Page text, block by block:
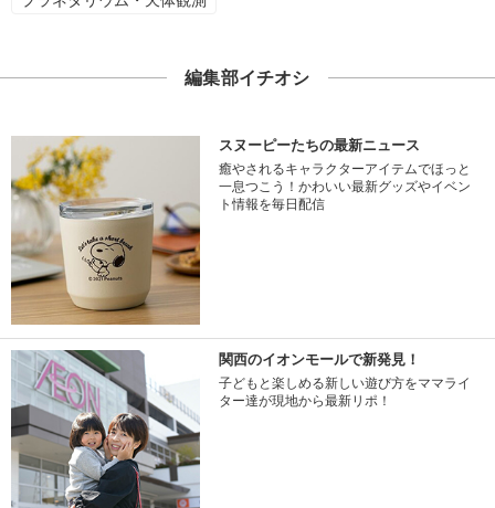
編集部イチオシ
スヌーピーたちの最新ニュース
癒やされるキャラクターアイテムでほっと
一息つこう！かわいい最新グッズやイベン
ト情報を毎日配信
関西のイオンモールで新発見！
子どもと楽しめる新しい遊び方をママライ
ター達が現地から最新リポ！